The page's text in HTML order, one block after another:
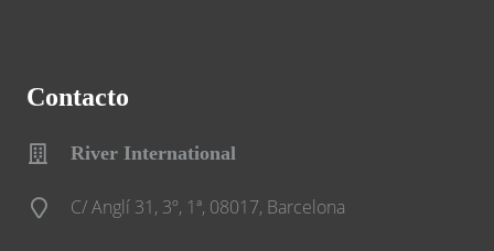
Contacto
River International
C/ Anglí 31, 3º, 1ª, 08017, Barcelona